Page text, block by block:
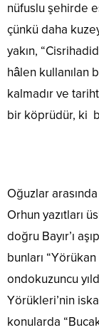
nüfuslu şehirde
çünkü daha
yakın,
hâlen kullanılan
kalmadır ve
bir köprüdür, ki
Oğuzlar
Orhun yazıtları
doğru Bayır’ı
bunları
ondokuzuncu
Yörükleri’nin
konularda